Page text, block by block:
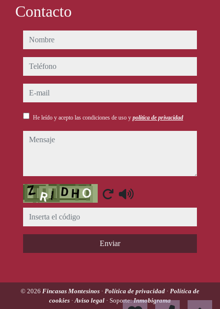
Contacto
nombre
teléfono
e-mail
He leído y acepto las condiciones de uso y política de privacidad
mensaje
Captcha
Enviar
© 2026 Fincasas Montesinos · Política de privacidad · Política de
cookies ·Aviso legal · Soporte:Inmobigrama